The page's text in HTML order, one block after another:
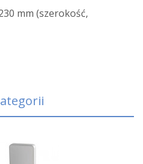
mm (szerokość,